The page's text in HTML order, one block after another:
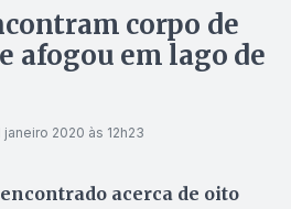
corpo de
afogou em lago de
janeiro 2020 às 12h23
acerca de oito